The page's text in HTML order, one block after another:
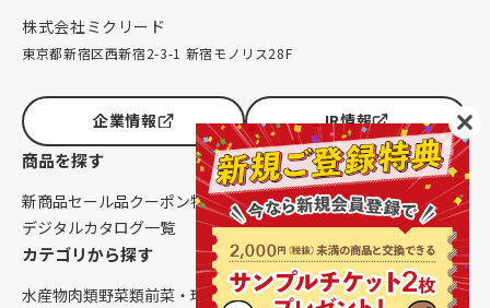
株式会社ミクリード
東京都新宿区西新宿2-3-1 新宿モノリス28F
企業情報 IR情報
商品を探す
新商品セール品クーポン特集一覧メニューのヒント
デジタルカタログ一覧
カテゴリから探す
水産物肉類野菜類前菜・珍味 串もの揚げ物餃子・点心お食事